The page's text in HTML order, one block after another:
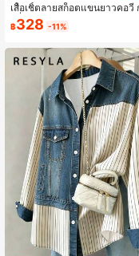
เสื้อเชิ้ตลายสก็อตแขนยาวคอวี
ครึ่งตัว สไตล์สตรีทลำลอง สำห
ไซส์โอเวอร์ไซส์ สีแดง ฤดูใบไม้
฿328 -11%